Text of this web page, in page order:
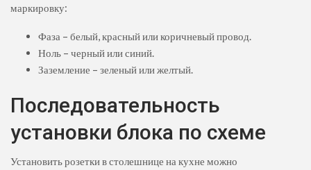
маркировку:
Фаза – белый, красный или коричневый провод.
Ноль – черный или синий.
Заземление – зеленый или желтый.
Последовательность
установки блока по схеме
Установить розетки в столешнице на кухне можно